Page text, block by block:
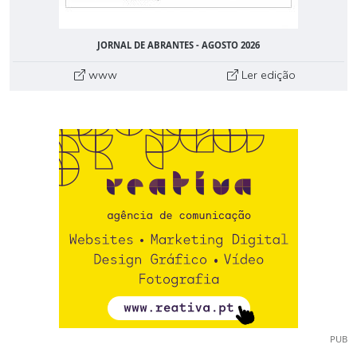
JORNAL DE ABRANTES - AGOSTO 2026
www Ler edição
PUB